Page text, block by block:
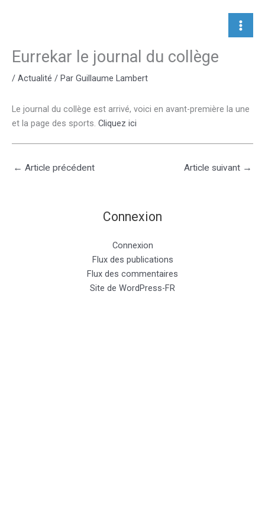
Eurrekar le journal du collège
/ Actualité / Par Guillaume Lambert
Le journal du collège est arrivé, voici en avant-première la une
et la page des sports. Cliquez ici
← Article précédent Article suivant →
Connexion
Connexion
Flux des publications
Flux des commentaires
Site de WordPress-FR